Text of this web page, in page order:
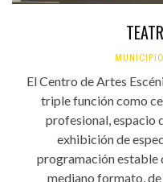
El Centro de Artes
triple función como
profesional, espacio
exhibición de
programación estable
mediano formato,